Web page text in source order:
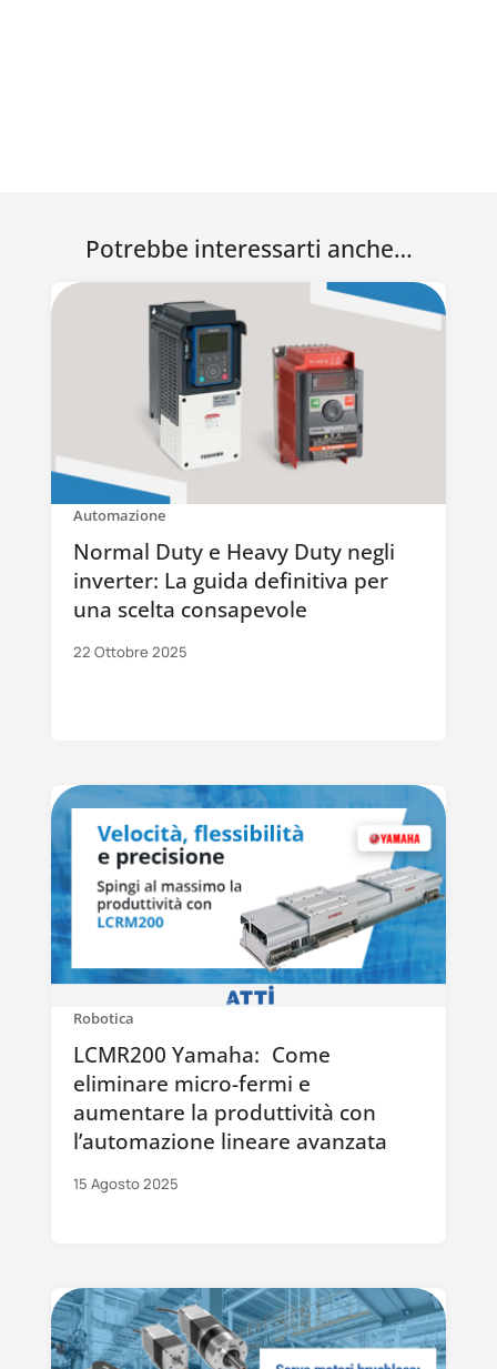
Potrebbe interessarti anche…
Automazione
Normal Duty e Heavy Duty negli
inverter: La guida definitiva per
una scelta consapevole
22 Ottobre 2025
Robotica
LCMR200 Yamaha: Come
eliminare micro-fermi e
aumentare la produttività con
l’automazione lineare avanzata
15 Agosto 2025